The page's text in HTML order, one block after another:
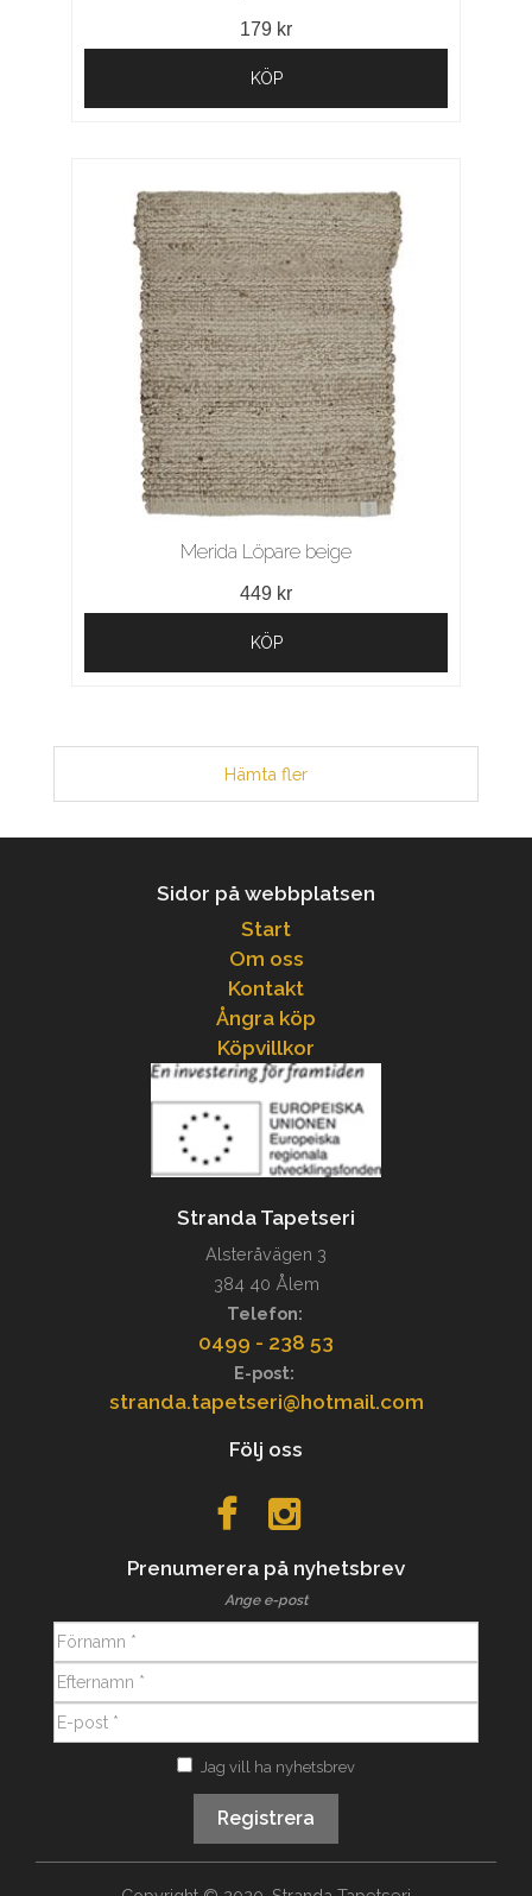
179 kr
KÖP
Merida Löpare beige
449 kr
KÖP
Hämta fler
Sidor på webbplatsen
Start
Om oss
Kontakt
Ångra köp
Köpvillkor
Stranda Tapetseri
Alsteråvägen 3
384 40 Ålem
Telefon:
0499 - 238 53
E-post:
stranda.tapetseri@hotmail.com
Följ oss
Prenumerera på nyhetsbrev
Ange e-post
Jag vill ha nyhetsbrev
Registrera